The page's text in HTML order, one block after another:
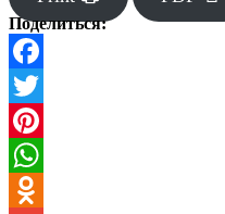
Поделиться:
Facebook
Twitter
Pinterest
WhatsApp